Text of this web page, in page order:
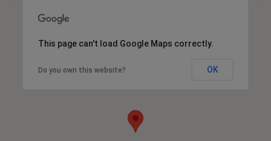
This page can't load Google Maps correctly.
Do you own this website? OK